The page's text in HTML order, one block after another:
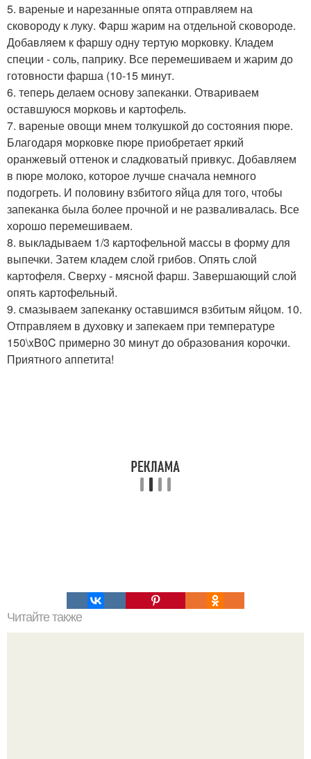
5. вареные и нарезанные опята отправляем на
сковороду к луку. Фарш жарим на отдельной сковороде.
Добавляем к фаршу одну тертую морковку. Кладем
специи - соль, паприку. Все перемешиваем и жарим до
готовности фарша (10-15 минут.
6. теперь делаем основу запеканки. Отвариваем
оставшуюся морковь и картофель.
7. вареные овощи мнем толкушкой до состояния пюре.
Благодаря морковке пюре приобретает яркий
оранжевый оттенок и сладковатый привкус. Добавляем
в пюре молоко, которое лучше сначала немного
подогреть. И половину взбитого яйца для того, чтобы
запеканка была более прочной и не разваливалась. Все
хорошо перемешиваем.
8. выкладываем 1/3 картофельной массы в форму для
выпечки. Затем кладем слой грибов. Опять слой
картофеля. Сверху - мясной фарш. Завершающий слой
опять картофельный.
9. смазываем запеканку оставшимся взбитым яйцом. 10.
Отправляем в духовку и запекаем при температуре
150\xB0C примерно 30 минут до образования корочки.
Приятного аппетита!
Читайте также